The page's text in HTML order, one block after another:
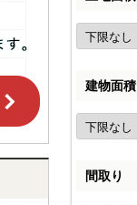
建物面積
間取り